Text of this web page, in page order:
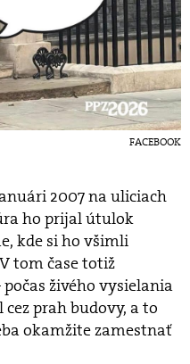
FACEBOOK
2007 na uliciach
ho prijal útulok
kde si ho všimli
tom čase totiž
živého vysielania
cez prah budovy, a to
okamžite zamestnať